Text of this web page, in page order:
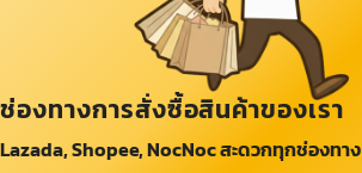
ช่องทางการสั่งซื้อสินค้าของเรา
Lazada, Shopee, NocNoc สะดวกทุกช่องทาง